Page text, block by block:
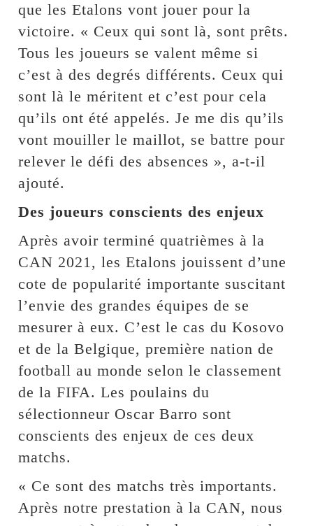
que les Etalons vont jouer pour la
victoire. « Ceux qui sont là, sont prêts.
Tous les joueurs se valent même si
c’est à des degrés différents. Ceux qui
sont là le méritent et c’est pour cela
qu’ils ont été appelés. Je me dis qu’ils
vont mouiller le maillot, se battre pour
relever le défi des absences », a-t-il
ajouté.
Des joueurs conscients des enjeux
Après avoir terminé quatrièmes à la
CAN 2021, les Etalons jouissent d’une
cote de popularité importante suscitant
l’envie des grandes équipes de se
mesurer à eux. C’est le cas du Kosovo
et de la Belgique, première nation de
football au monde selon le classement
de la FIFA. Les poulains du
sélectionneur Oscar Barro sont
conscients des enjeux de ces deux
matchs.
« Ce sont des matchs très importants.
Après notre prestation à la CAN, nous